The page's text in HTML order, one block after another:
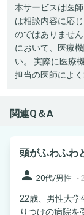
本サービスは医
は相談内容に応
のではありませ
において、医療
い。 実際に医療
担当の医師によ
関連Q＆A
頭がふわふわ
person 20代/男性 -
22歳、男性大学
りつけの病院を